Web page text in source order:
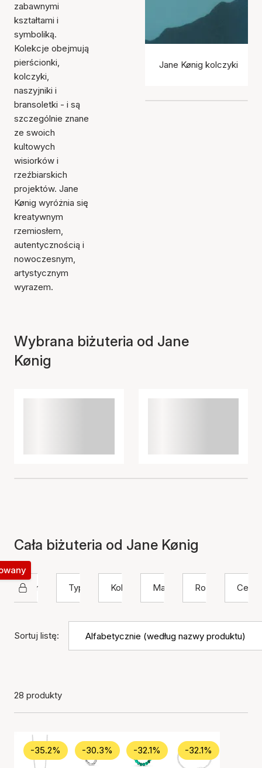
zabawnymi
kształtami i
symboliką.
Kolekcje obejmują
pierścionki,
kolczyki,
naszyjniki i
bransoletki - i są
szczególnie znane
ze swoich
kultowych
wisiorków i
rzeźbiarskich
projektów. Jane
Kønig wyróżnia się
kreatywnym
rzemiosłem,
autentycznością i
nowoczesnym,
artystycznym
wyrazem.
Jane Kønig kolczyki
Wybrana biżuteria od Jane
Kønig
Cała biżuteria od Jane Kønig
Jane KønigTyp
Kolor Materiał Rozmiar Cena
Sortuj listę:
28 produkty
-35.2% -30.3% -32.1% -32.1%